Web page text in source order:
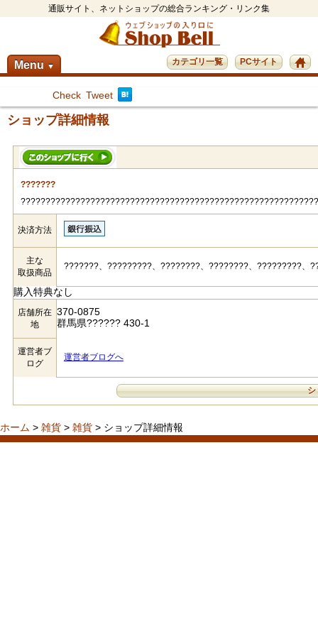
通販サイト、ネットショップの総合ランキング・リンク集
Menu ▼ PCサイト
カテゴリ一覧
Check Tweet
ショップ詳細情報
???????
決済方法
主な
取扱商品
???????、?????????、????????、????????、?????????、
購入特典なし
店舗所在
地
370-0875
群馬県?????? 430-1
運営者ブ
ログ
運営者ブログへ
シ
ホーム > 雑貨 > 雑貨 > ショップ詳細情報